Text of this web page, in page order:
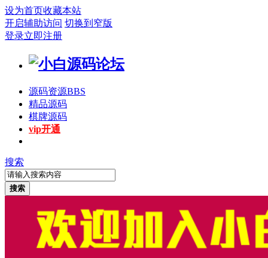
设为首页收藏本站
开启辅助访问 切换到窄版
登录立即注册
源码资源BBS
精品源码
棋牌源码
vip开通
搜索
搜索